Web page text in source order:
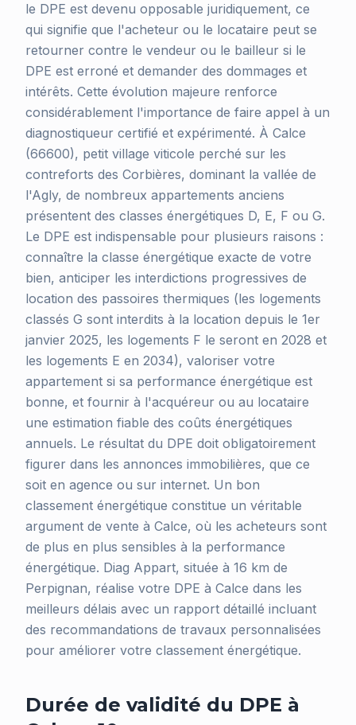
le DPE est devenu opposable juridiquement, ce
qui signifie que l'acheteur ou le locataire peut se
retourner contre le vendeur ou le bailleur si le
DPE est erroné et demander des dommages et
intérêts. Cette évolution majeure renforce
considérablement l'importance de faire appel à un
diagnostiqueur certifié et expérimenté. À Calce
(66600), petit village viticole perché sur les
contreforts des Corbières, dominant la vallée de
l'Agly, de nombreux appartements anciens
présentent des classes énergétiques D, E, F ou G.
Le DPE est indispensable pour plusieurs raisons :
connaître la classe énergétique exacte de votre
bien, anticiper les interdictions progressives de
location des passoires thermiques (les logements
classés G sont interdits à la location depuis le 1er
janvier 2025, les logements F le seront en 2028 et
les logements E en 2034), valoriser votre
appartement si sa performance énergétique est
bonne, et fournir à l'acquéreur ou au locataire
une estimation fiable des coûts énergétiques
annuels. Le résultat du DPE doit obligatoirement
figurer dans les annonces immobilières, que ce
soit en agence ou sur internet. Un bon
classement énergétique constitue un véritable
argument de vente à Calce, où les acheteurs sont
de plus en plus sensibles à la performance
énergétique. Diag Appart, située à 16 km de
Perpignan, réalise votre DPE à Calce dans les
meilleurs délais avec un rapport détaillé incluant
des recommandations de travaux personnalisées
pour améliorer votre classement énergétique.
Durée de validité du DPE à